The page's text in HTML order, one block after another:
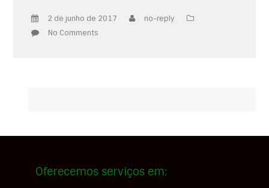
2 de junho de 2017
no-reply
No Comments
Oferecemos serviços em: